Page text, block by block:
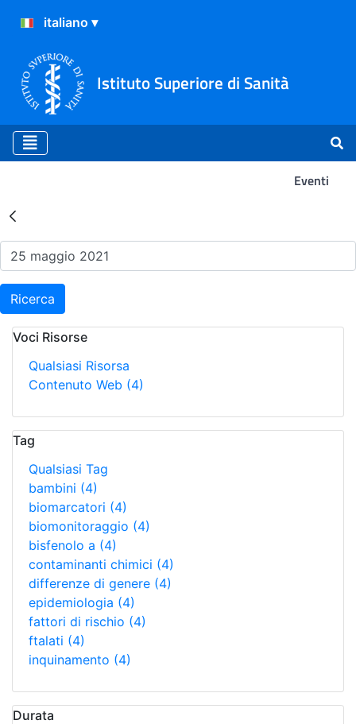
Istituto Superiore di Sanità
Eventi
Risultati della Ricerca -
Ricerca
Voci Risorse
Qualsiasi Risorsa
Contenuto Web (4)
Tag
Qualsiasi Tag
bambini (4)
biomarcatori (4)
biomonitoraggio (4)
bisfenolo a (4)
contaminanti chimici (4)
differenze di genere (4)
epidemiologia (4)
fattori di rischio (4)
ftalati (4)
inquinamento (4)
Durata